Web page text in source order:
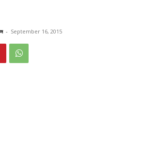
- September 16, 2015